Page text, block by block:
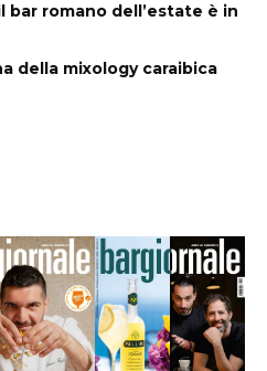
bar romano dell’estate è in
della mixology caraibica